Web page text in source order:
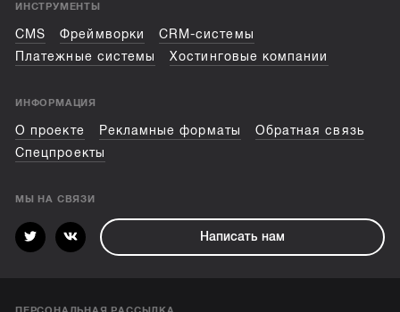
ИНСТРУМЕНТЫ
CMS Фреймворки
CRM-системы
Платежные системы
Хостинговые компании
ИНФОРМАЦИЯ
О проекте Рекламные форматы
Обратная связь
Спецпроекты
МЫ НА СВЯЗИ
Написать нам